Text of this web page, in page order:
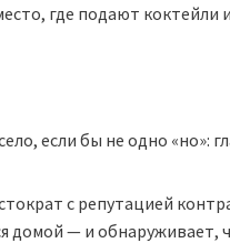
где подают
если бы не одно «но»:
с репутацией
домой — и обнаруживает,